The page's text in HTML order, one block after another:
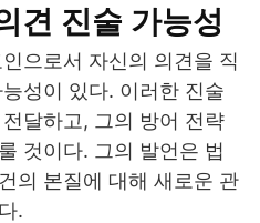
견 진술 가능성
으로서 자신의 의견을 직
성이 있다. 이러한 진술
달하고, 그의 방어 전략
것이다. 그의 발언은 법
의 본질에 대해 새로운 관
.